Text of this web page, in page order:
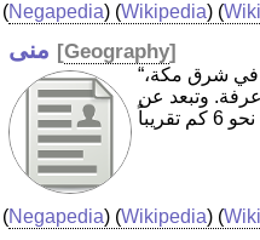
(Negapedia) (Wikipedia) (
منى [Geography]
“مِنى هي وادي تحيط به الجبال، تقع في شرق مكة،
وتبعد عن
(Negapedia) (Wikipedia) (